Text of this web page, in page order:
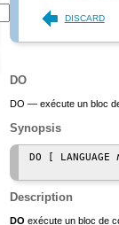
DISCARD
DO
DO — exécute un bloc
Synopsis
DO [ LANGUAGE
Description
DO exécute un bloc de